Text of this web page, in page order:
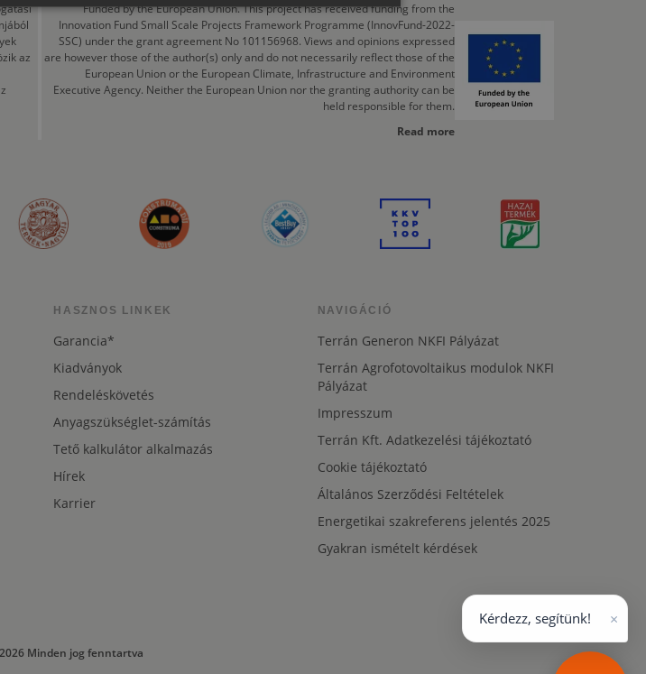
az
Funded by the European Union. This project has received funding from the
Innovation Fund Small Scale Projects Framework Programme (InnovFund-2022-
SSC) under the grant agreement No 101156968. Views and opinions expressed
are however those of the author(s) only and do not necessarily reflect those of the
European Union or the European Climate, Infrastructure and Environment
Executive Agency. Neither the European Union nor the granting authority can be
held responsible for them.
Read more
HASZNOS LINKEK
Garancia*
Kiadványok
Rendeléskövetés
Anyagszükséglet-számítás
Tető kalkulátor alkalmazás
Hírek
Karrier
NAVIGÁCIÓ
Terrán Generon NKFI Pályázat
Terrán Agrofotovoltaikus modulok NKFI
Pályázat
Impresszum
Terrán Kft. Adatkezelési tájékoztató
Cookie tájékoztató
Általános Szerződési Feltételek
Energetikai szakreferens jelentés 2025
Gyakran ismételt kérdések
Minden jog fenntartva
Kérdezz, segítünk! ×
SR
RO-HU
ENGLISH